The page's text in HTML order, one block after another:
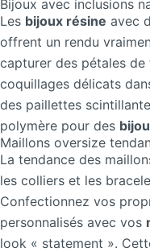
Bijoux avec inclusions
Les bijoux résine avec
offrent un rendu
capturer des pétales de
coquillages délicats
des paillettes
polymère pour des
Maillons oversize
La tendance des
les colliers et les
Confectionnez vos
personnalisés avec vos
look « statement ».